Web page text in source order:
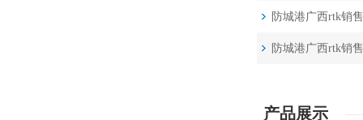
防城港广西rtk销
防城港广西rtk销
产品展示